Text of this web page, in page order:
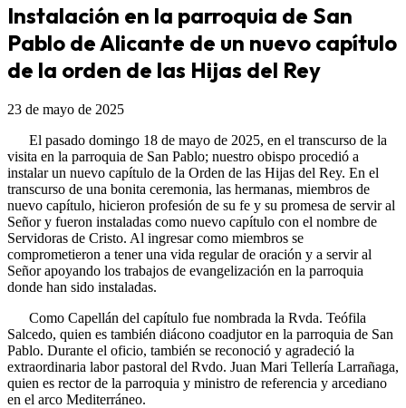
Instalación en la parroquia de San
Pablo de Alicante de un nuevo capítulo
de la orden de las Hijas del Rey
23 de mayo de 2025
El pasado domingo 18 de mayo de 2025, en el transcurso de la
visita en la parroquia de San Pablo; nuestro obispo procedió a
instalar un nuevo capítulo de la Orden de las Hijas del Rey. En el
transcurso de una bonita ceremonia, las hermanas, miembros de
nuevo capítulo, hicieron profesión de su fe y su promesa de servir al
Señor y fueron instaladas como nuevo capítulo con el nombre de
Servidoras de Cristo. Al ingresar como miembros se
comprometieron a tener una vida regular de oración y a servir al
Señor apoyando los trabajos de evangelización en la parroquia
donde han sido instaladas.
Como Capellán del capítulo fue nombrada la Rvda. Teófila
Salcedo, quien es también diácono coadjutor en la parroquia de San
Pablo. Durante el oficio, también se reconoció y agradeció la
extraordinaria labor pastoral del Rvdo. Juan Mari Tellería Larrañaga,
quien es rector de la parroquia y ministro de referencia y arcediano
en el arco Mediterráneo.